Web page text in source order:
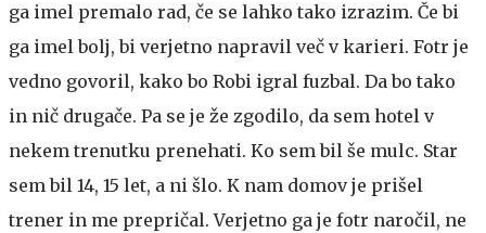
ga imel premalo rad, če se lahko tako izrazim. Če bi
ga imel bolj, bi verjetno napravil več v karieri. Fotr je
vedno govoril, kako bo Robi igral fuzbal. Da bo tako
in nič drugače. Pa se je že zgodilo, da sem hotel v
nekem trenutku prenehati. Ko sem bil še mulc. Star
sem bil 14, 15 let, a ni šlo. K nam domov je prišel
trener in me prepričal. Verjetno ga je fotr naročil, ne